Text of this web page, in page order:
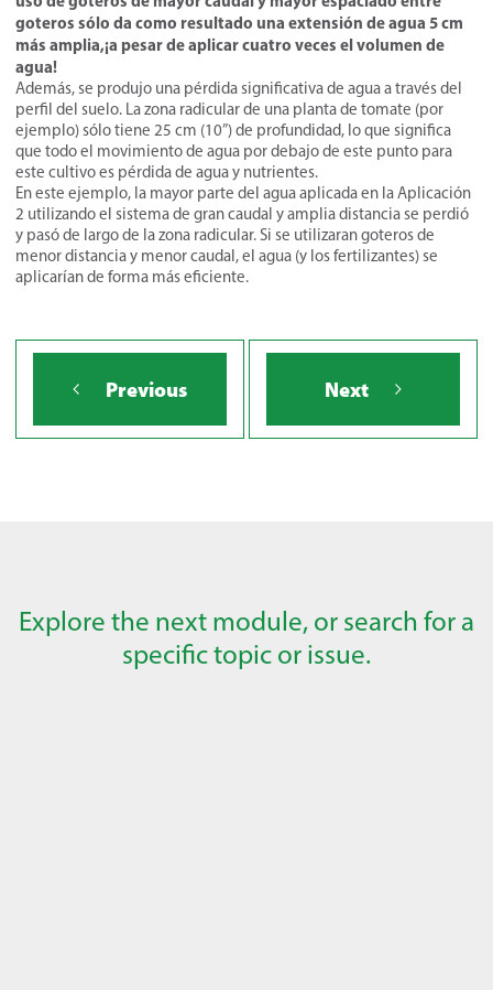
goteros sólo da como resultado una extensión de agua 5 cm
más amplia,¡a pesar de aplicar cuatro veces el volumen de
agua!
Además, se produjo una pérdida significativa de agua a través del
perfil del suelo. La zona radicular de una planta de tomate (por
ejemplo) sólo tiene 25 cm (10”) de profundidad, lo que significa
que todo el movimiento de agua por debajo de este punto para
este cultivo es pérdida de agua y nutrientes.
En este ejemplo, la mayor parte del agua aplicada en la Aplicación
2 utilizando el sistema de gran caudal y amplia distancia se perdió
y pasó de largo de la zona radicular. Si se utilizaran goteros de
menor distancia y menor caudal, el agua (y los fertilizantes) se
aplicarían de forma más eficiente.
Previous Next
Explore the next module, or search for a
specific topic or issue.